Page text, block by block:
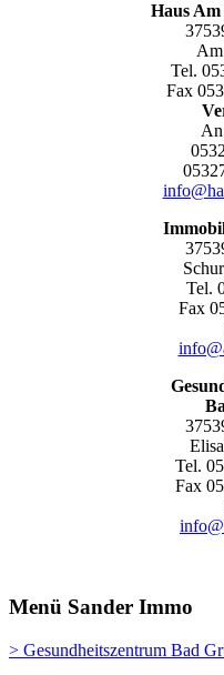
Haus
Tel.
Fax
An
Tel.
Fax
Tel.
Fax
Menü Sander Immo
> Gesundheitszentrum Bad